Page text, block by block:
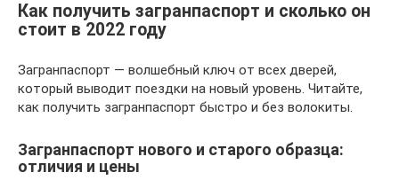
Как получить загранпаспорт и сколько он
стоит в 2022 году
Загранпаспорт — волшебный ключ от всех дверей,
который выводит поездки на новый уровень. Читайте,
как получить загранпаспорт быстро и без волокиты.
Загранпаспорт нового и старого образца:
отличия и цены